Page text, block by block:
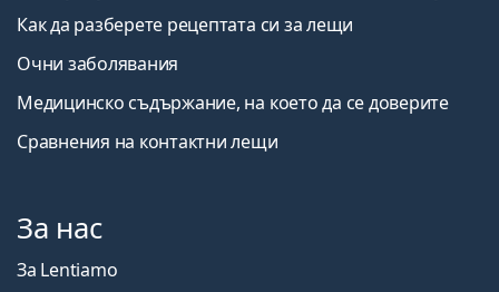
Как да разберете рецептата си за лещи
Очни заболявания
Медицинско съдържание, на което да се доверите
Сравнения на контактни лещи
За нас
За Lentiamo